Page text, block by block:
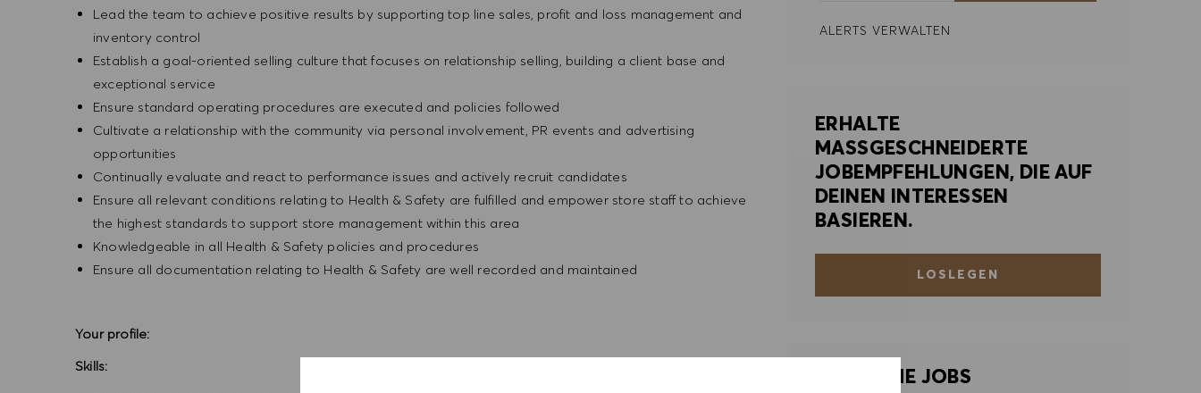
Lead the team to achieve positive results by supporting top line sales, profit and loss management and
inventory control
Establish a goal-oriented selling culture that focuses on relationship selling, building a client base and
exceptional service
Ensure standard operating procedures are executed and policies followed
Cultivate a relationship with the community via personal involvement, PR events and advertising
opportunities
Continually evaluate and react to performance issues and actively recruit candidates
Ensure all relevant conditions relating to Health & Safety are fulfilled and empower store staff to achieve
the highest standards to support store management within this area
Knowledgeable in all Health & Safety policies and procedures
Ensure all documentation relating to Health & Safety are well recorded and maintained
Your profile:
Skills:
ALERTS VERWALTEN
ERHALTE
MASSGESCHNEIDERTE
JOBEMPFEHLUNGEN, DIE AUF
DEINEN INTERESSEN
BASIEREN.
LOSLEGEN
ÄHNLICHE JOBS